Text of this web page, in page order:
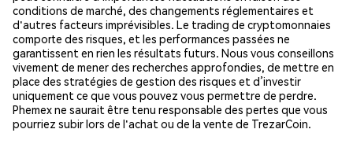
conditions de marché, des changements réglementaires et
d'autres facteurs imprévisibles. Le trading de cryptomonnaies
comporte des risques, et les performances passées ne
garantissent en rien les résultats futurs. Nous vous conseillons
vivement de mener des recherches approfondies, de mettre en
place des stratégies de gestion des risques et d’investir
uniquement ce que vous pouvez vous permettre de perdre.
Phemex ne saurait être tenu responsable des pertes que vous
pourriez subir lors de l'achat ou de la vente de TrezarCoin.